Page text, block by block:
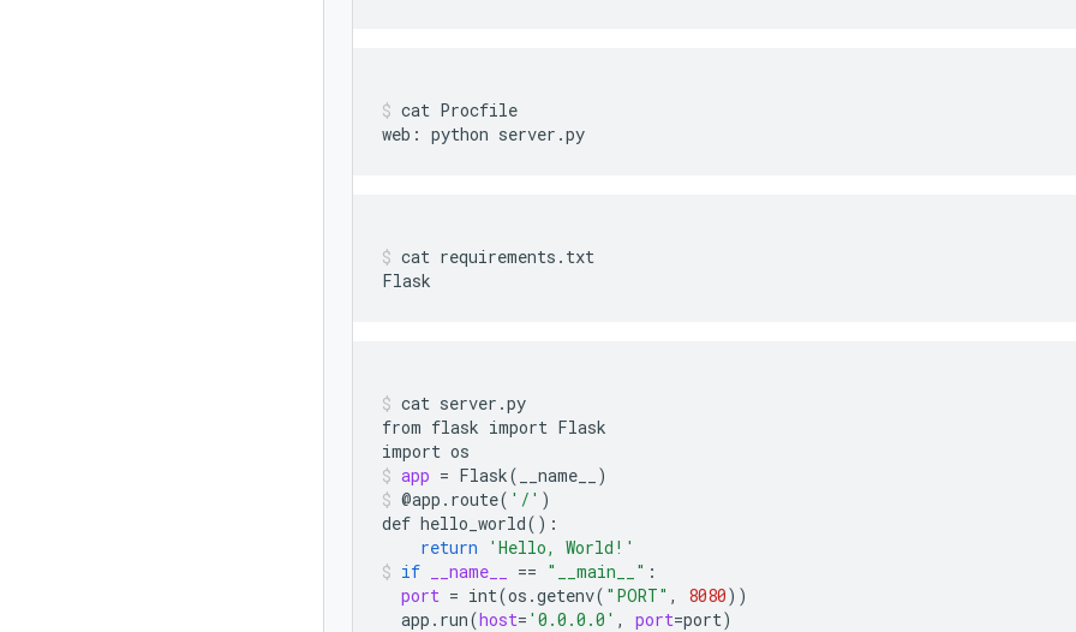
cat Procfile
web: python server.py
cat requirements.txt
Flask
cat server.py
from flask import Flask
import os
app = Flask( __name__
)
@app.route( '/' )
def hello_world()
return
'Hello, World!'
if
__name__ == "__main__"
port = int(os.getenv( "PORT" , 8080))
app.run(host= '0.0.0.0' , port=port)